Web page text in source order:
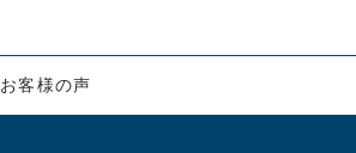
お客様の声